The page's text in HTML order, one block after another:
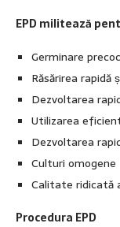
EPD militează
Germinare
Răsărirea rapidă
Dezvoltarea
Utilizarea
Dezvoltarea
Culturi omogene
Calitate ridicată
Procedura EPD